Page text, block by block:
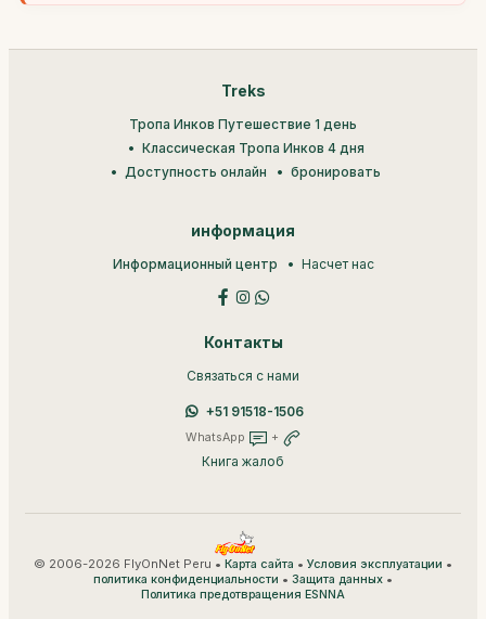
Treks
Тропа Инков Путешествие 1 день
Классическая Тропа Инков 4 дня
Доступность онлайн
бронировать
информация
Информационный центр Насчет нас
Контакты
Связаться с нами
+51 91518-1506
WhatsApp +
Книга жалоб
© 2006-2026 FlyOnNet Peru • Карта сайта • Условия эксплуатации •
политика конфиденциальности • Защита данных •
Политика предотвращения ESNNA